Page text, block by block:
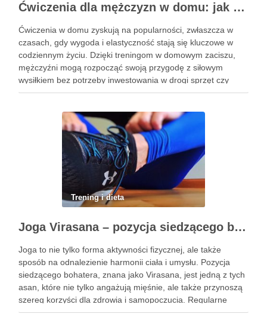
Ćwiczenia dla mężczyzn w domu: jak zacząć i utrzymać motywację
Ćwiczenia w domu zyskują na popularności, zwłaszcza w
czasach, gdy wygoda i elastyczność stają się kluczowe w
codziennym życiu. Dzięki treningom w domowym zaciszu,
mężczyźni mogą rozpocząć swoją przygodę z siłowym
wysiłkiem bez potrzeby inwestowania w drogi sprzęt czy
dojazdy do siłowni. Regularne ćwiczenia, które można
Trening i dieta
Joga Virasana – pozycja siedzącego bohatera i jej korzyści
Joga to nie tylko forma aktywności fizycznej, ale także
sposób na odnalezienie harmonii ciała i umysłu. Pozycja
siedzącego bohatera, znana jako Virasana, jest jedną z tych
asan, które nie tylko angażują mięśnie, ale także przynoszą
szereg korzyści dla zdrowia i samopoczucia. Regularne
praktykowanie tej pozycji może poprawić elastyczność